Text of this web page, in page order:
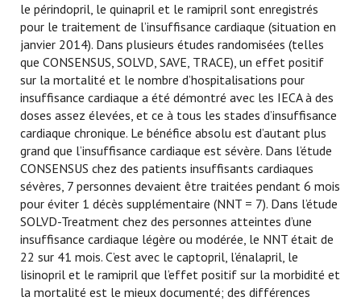
le périndopril, le quinapril et le ramipril sont enregistrés
pour le traitement de l’insuffisance cardiaque (situation en
janvier 2014). Dans plusieurs études randomisées (telles
que CONSENSUS, SOLVD, SAVE, TRACE), un effet positif
sur la mortalité et le nombre d’hospitalisations pour
insuffisance cardiaque a été démontré avec les IECA à des
doses assez élevées, et ce à tous les stades d’insuffisance
cardiaque chronique. Le bénéfice absolu est d’autant plus
grand que l’insuffisance cardiaque est sévère. Dans l’étude
CONSENSUS chez des patients insuffisants cardiaques
sévères, 7 personnes devaient être traitées pendant 6 mois
pour éviter 1 décès supplémentaire (NNT = 7). Dans l’étude
SOLVD-Treatment chez des personnes atteintes d’une
insuffisance cardiaque légère ou modérée, le NNT était de
22 sur 41 mois. C’est avec le captopril, l’énalapril, le
lisinopril et le ramipril que l’effet positif sur la morbidité et
la mortalité est le mieux documenté; des différences